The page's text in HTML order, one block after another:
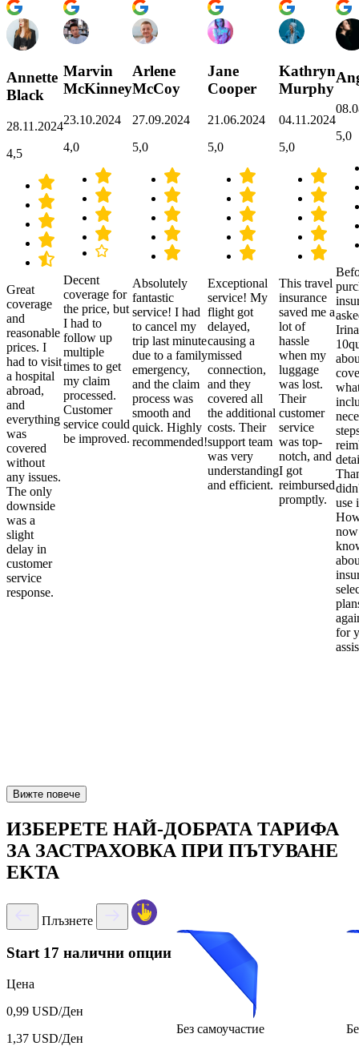
Annette
Black
28.11.2024
4,5
Great
coverage
and
reasonable
prices. I
had to visit
a hospital
abroad,
and
everything
was
covered
without
any issues.
The only
downside
was a
slight
delay in
customer
service
response.
Marvin
McKinney
23.10.2024
4,0
Decent
coverage for
the price, but
I had to
follow up
multiple
times to get
my claim
processed.
Customer
service could
be improved.
Arlene
McCoy
27.09.2024
5,0
Absolutely
fantastic
service! I had
to cancel my
trip last minute
due to a family
emergency,
and the claim
process was
smooth and
quick. Highly
recommended!
Jane
Cooper
21.06.2024
5,0
Exceptional
service! My
flight got
delayed,
causing a
missed
connection,
and they
covered all
the additional
costs. Their
support team
was very
understanding
and efficient.
Kathryn
Murphy
04.11.2024
5,0
This travel
insurance
saved me a
lot of
hassle
when my
luggage
was lost.
Their
customer
service
was top-
notch, and
I got
reimbursed
promptly.
5,0
use
for
Вижте повече
ИЗБЕРЕТЕ НАЙ-ДОБРАТА ТАРИФА
ЗА ЗАСТРАХОВКА ПРИ ПЪТУВАНЕ
EKTA
Плъзнете
Start 17 налични опции
Цена
0,99 USD/Ден
1,37 USD/Ден
Без самоучастие